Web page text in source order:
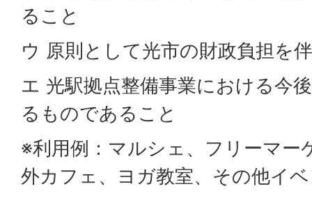
ること
ウ 原則として光市の財政負担を
エ 光駅拠点整備事業における今
るものであること
※利用例：マルシェ、フリーマー
外カフェ、ヨガ教室、その他イ